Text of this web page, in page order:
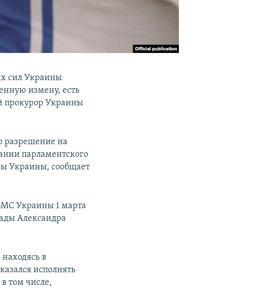
сил Украины
измену, есть
прокурор Украины
разрешение на
парламентского
Украины, сообщает
Украины 1 марта
Александра
в
исполнять
том числе,